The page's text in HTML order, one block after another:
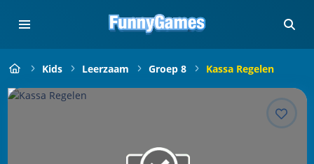
Kids Leerzaam Groep 8 Kassa Regelen